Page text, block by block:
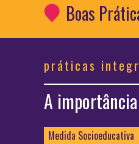
Boas
práticas
A
Medida Socioeducativa